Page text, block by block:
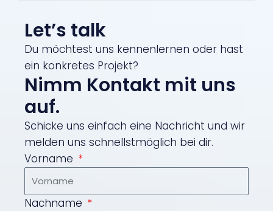
Let’s talk
Du möchtest uns kennen­lernen oder hast
ein konkretes Projekt?
Nimm Kontakt mit uns
auf.
Schicke uns einfach eine Nachricht und wir
melden uns schnellstmöglich bei dir.
Vorname
Nachname